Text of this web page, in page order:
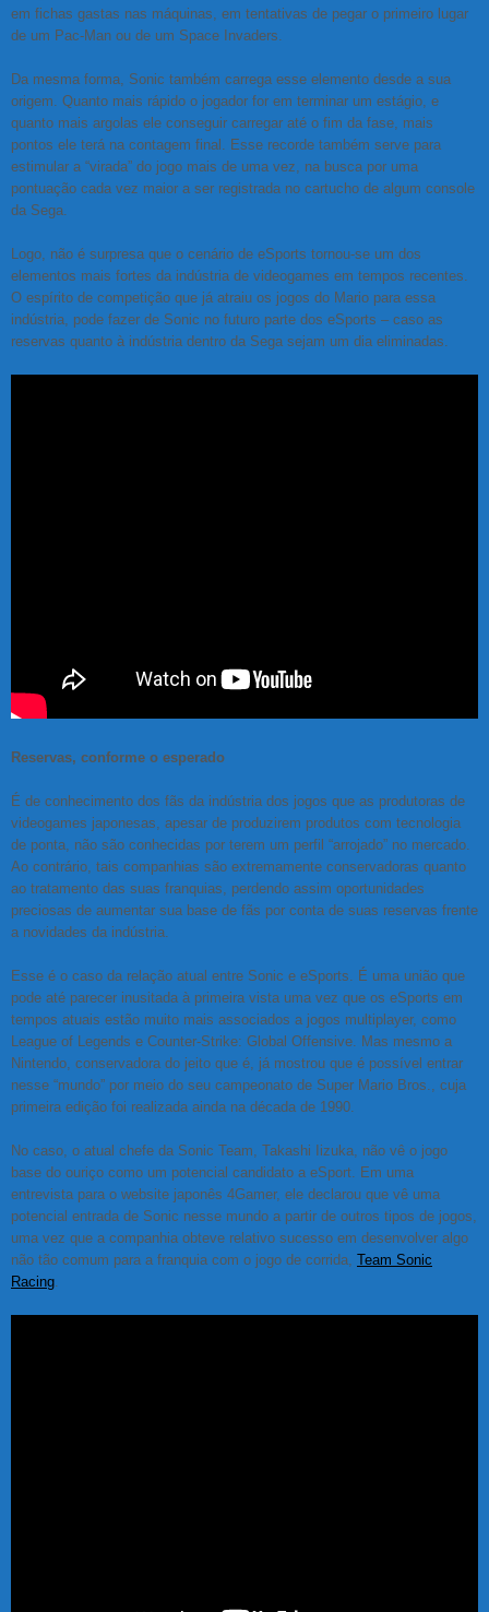
em fichas gastas nas máquinas, em tentativas de pegar o primeiro lugar
de um Pac-Man ou de um Space Invaders.
Da mesma forma, Sonic também carrega esse elemento desde a sua
origem. Quanto mais rápido o jogador for em terminar um estágio, e
quanto mais argolas ele conseguir carregar até o fim da fase, mais
pontos ele terá na contagem final. Esse recorde também serve para
estimular a “virada” do jogo mais de uma vez, na busca por uma
pontuação cada vez maior a ser registrada no cartucho de algum console
da Sega.
Logo, não é surpresa que o cenário de eSports tornou-se um dos
elementos mais fortes da indústria de videogames em tempos recentes.
O espírito de competição que já atraiu os jogos do Mario para essa
indústria, pode fazer de Sonic no futuro parte dos eSports – caso as
reservas quanto à indústria dentro da Sega sejam um dia eliminadas.
Reservas, conforme o esperado
É de conhecimento dos fãs da indústria dos jogos que as produtoras de
videogames japonesas, apesar de produzirem produtos com tecnologia
de ponta, não são conhecidas por terem um perfil “arrojado” no mercado.
Ao contrário, tais companhias são extremamente conservadoras quanto
ao tratamento das suas franquias, perdendo assim oportunidades
preciosas de aumentar sua base de fãs por conta de suas reservas frente
a novidades da indústria.
Esse é o caso da relação atual entre Sonic e eSports. É uma união que
pode até parecer inusitada à primeira vista uma vez que os eSports em
tempos atuais estão muito mais associados a jogos multiplayer, como
League of Legends e Counter-Strike: Global Offensive. Mas mesmo a
Nintendo, conservadora do jeito que é, já mostrou que é possível entrar
nesse “mundo” por meio do seu campeonato de Super Mario Bros., cuja
primeira edição foi realizada ainda na década de 1990.
No caso, o atual chefe da Sonic Team, Takashi Iizuka, não vê o jogo
base do ouriço como um potencial candidato a eSport. Em uma
entrevista para o website japonês 4Gamer, ele declarou que vê uma
potencial entrada de Sonic nesse mundo a partir de outros tipos de jogos,
uma vez que a companhia obteve relativo sucesso em desenvolver algo
não tão comum para a franquia com o jogo de corrida, Team Sonic
Racing